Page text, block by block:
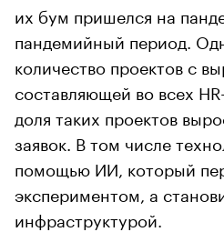
их бум пришелся на
пандемийный период.
количество проектов с
составляющей во всех
доля таких проектов
заявок. В том числе
помощью ИИ, который
экспериментом, а
инфраструктурой.